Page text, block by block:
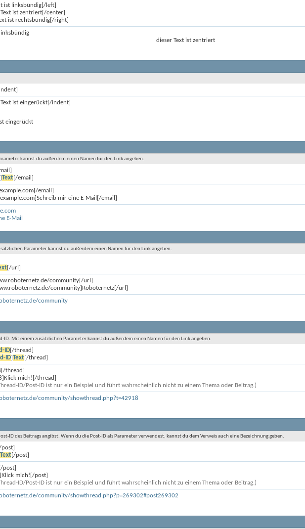
ist linksbündig[/left]
ist zentriert[/center]
ist rechtsbündig[/right]
dieser Text ist zentriert
ist eingerückt[/indent]
eingerückt
kannst du außerdem einen Namen für den Link angeben.
]Text[/email]
email]
mir eine E-Mail[/email]
E-Mail
Parameter kannst du außerdem einen Namen für den Link angeben.
[/url]
community[/url]
community]Roboternetz[/url]
community
Mit einem zusätzlichen Parameter kannst du außerdem einen Namen für den Link angeben.
ID[/thread]
ID]Text[/thread]
thread]
mich![/thread]
ID/Post-ID ist nur ein Beispiel und führt wahrscheinlich nicht zu einem Thema oder Beitrag.)
community/showthread.php?t=42918
ID des Beitrags angibst. Wenn du die Post-ID als Parameter verwendest, kannst du dem Verweis auch eine Bezeichnung geben.
Text[/post]
post]
mich![/post]
ID/Post-ID ist nur ein Beispiel und führt wahrscheinlich nicht zu einem Thema oder Beitrag.)
community/showthread.php?p=269302#post269302